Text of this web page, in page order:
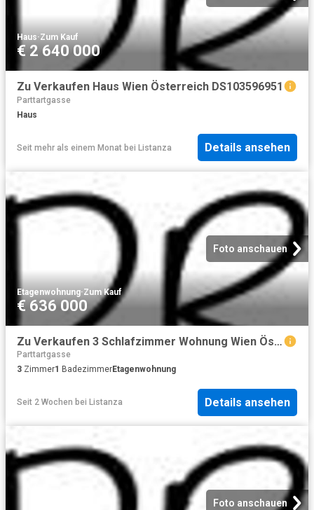
Haus·Zum Kauf
€ 2 640 000
Zu Verkaufen Haus Wien Österreich DS103596951
Parttartgasse
Haus
Seit mehr als einem Monat bei Listanza Details ansehen
Foto anschauen
Etagenwohnung·Zum Kauf
€ 636 000
Zu Verkaufen 3 Schlafzimmer Wohnung Wien Österreich DS104371103
Parttartgasse
3 Zimmer1 BadezimmerEtagenwohnung
Seit 2 Wochen bei Listanza Details ansehen
Foto anschauen